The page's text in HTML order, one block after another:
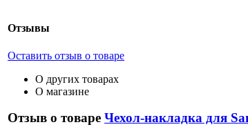
Отзывы
Оставить отзыв о товаре
О других товарах
О магазине
Отзыв о товаре Чехол-накладка для